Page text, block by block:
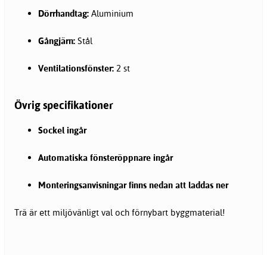
Dörrhandtag: Aluminium
Gångjärn: Stål
Ventilationsfönster: 2 st
Övrig specifikationer
Sockel ingår
Automatiska fönsteröppnare ingår
Monteringsanvisningar finns nedan att laddas ner
Trä är ett miljövänligt val och förnybart byggmaterial!